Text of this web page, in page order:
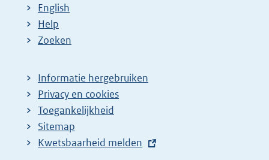
English
Help
Zoeken
Informatie hergebruiken
Privacy en cookies
Toegankelijkheid
Sitemap
E
Kwetsbaarheid melden